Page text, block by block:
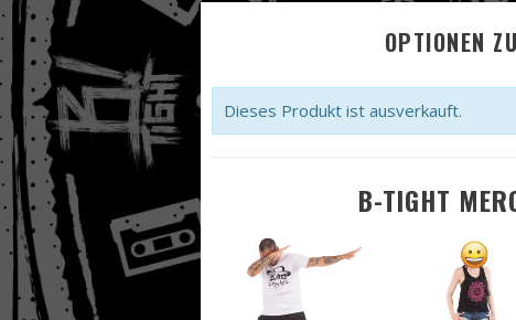
OPTIONEN
Dieses Produkt ist ausverkauft.
B-TIGHT